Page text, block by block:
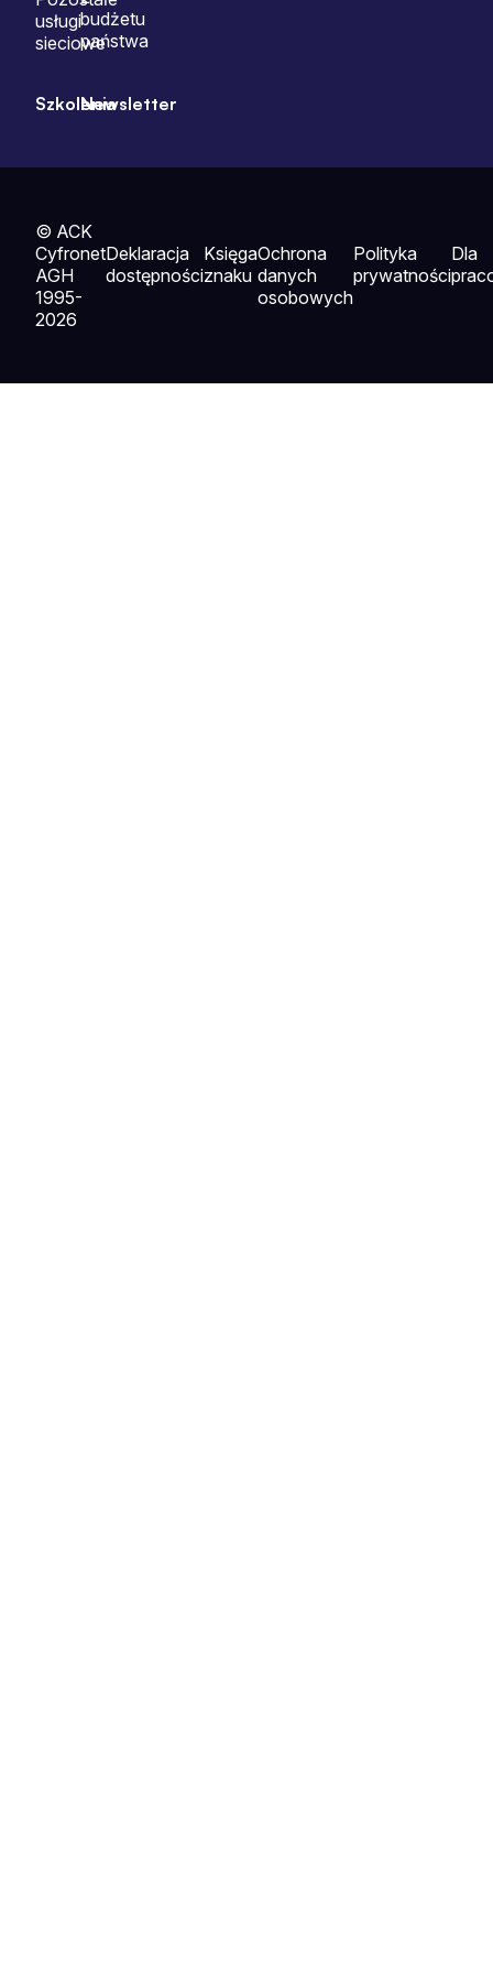
usługi
sieciowe
budżetu
państwa
SzkoleniaNewsletter
© ACK
Cyfronet
AGH
1995-
2026
Deklaracja
dostępności
Księga
znaku
Ochrona
danych
osobowych
Polityka
prywatności
Dla